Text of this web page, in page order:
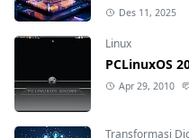
Des 11, 2025
Linux
PCLinuxOS
Apr 29, 2010
Transformasi